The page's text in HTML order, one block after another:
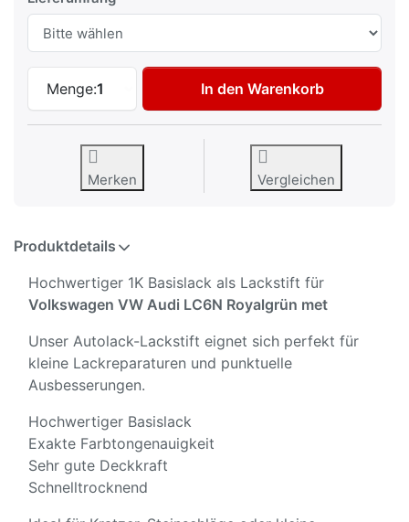
Menge:1
Autolack Lackstift für Volkswagen VW
In den Warenkorb
Merken Vergleichen
Produktdetails
Hochwertiger 1K Basislack als Lackstift für
Volkswagen VW Audi LC6N Royalgrün met
Unser Autolack-Lackstift eignet sich perfekt für
kleine Lackreparaturen und punktuelle
Ausbesserungen.
Hochwertiger Basislack
Exakte Farbtongenauigkeit
Sehr gute Deckkraft
Schnelltrocknend